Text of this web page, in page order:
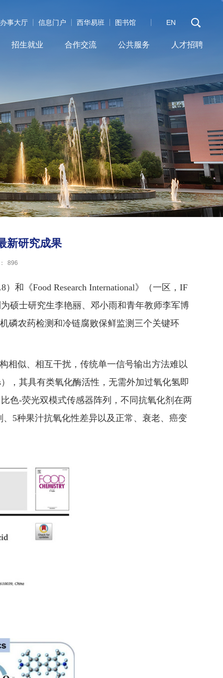
办事大厅 信息门户 西华易班 图书馆 EN
招生就业 合作交流 公共服务 人才招聘
新研究成果
896
和《Food Research International》（一区，IF
硕士研究生李艳丽、邓小雨和青年教师李军博
磷农药检测和冷链腐败保鲜监测三个关键环
相似、相互干扰，传统单一信号输出方法难以
，其具有类氧化酶活性，无需外加过氧化氢即
色-荧光双模式传感器阵列，不同抗氧化剂在两
5种果汁抗氧化性差异以及正常、衰老、癌变